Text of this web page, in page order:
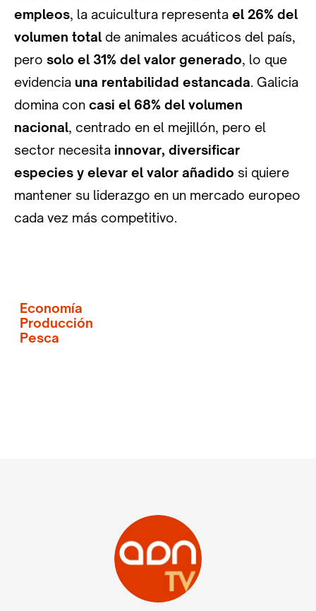
empleos, la acuicultura representa el 26% del
volumen total de animales acuáticos del país,
pero solo el 31% del valor generado, lo que
evidencia una rentabilidad estancada. Galicia
domina con casi el 68% del volumen
nacional, centrado en el mejillón, pero el
sector necesita innovar, diversificar
especies y elevar el valor añadido si quiere
mantener su liderazgo en un mercado europeo
cada vez más competitivo.
Economía
Producción
Pesca